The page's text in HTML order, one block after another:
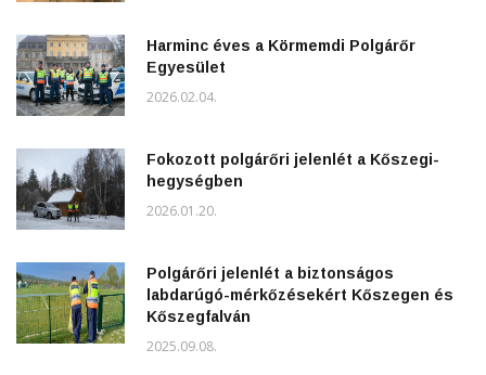
Harminc éves a Körmemdi Polgárőr
Egyesület
2026.02.04.
Fokozott polgárőri jelenlét a Kőszegi-
hegységben
2026.01.20.
Polgárőri jelenlét a biztonságos
labdarúgó-mérkőzésekért Kőszegen és
Kőszegfalván
2025.09.08.